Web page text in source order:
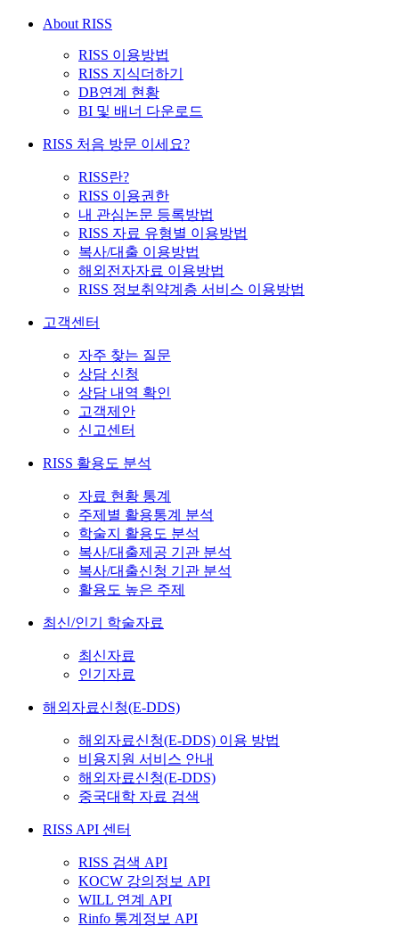
About RISS
RISS 이용방법
RISS 지식더하기
DB연계 현황
BI 및 배너 다운로드
RISS 처음 방문 이세요?
RISS란?
RISS 이용권한
내 관심논문 등록방법
RISS 자료 유형별 이용방법
복사/대출 이용방법
해외전자자료 이용방법
RISS 정보취약계층 서비스 이용방법
고객센터
자주 찾는 질문
상담 신청
상담 내역 확인
고객제안
신고센터
RISS 활용도 분석
자료 현황 통계
주제별 활용통계 분석
학술지 활용도 분석
복사/대출제공 기관 분석
복사/대출신청 기관 분석
활용도 높은 주제
최신/인기 학술자료
최신자료
인기자료
해외자료신청(E-DDS)
해외자료신청(E-DDS) 이용 방법
비용지원 서비스 안내
해외자료신청(E-DDS)
중국대학 자료 검색
RISS API 센터
RISS 검색 API
KOCW 강의정보 API
WILL 연계 API
Rinfo 통계정보 API